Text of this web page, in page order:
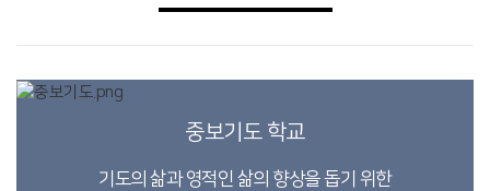
중보기도 학교
기도의 삶과 영적인 삶의 향상을 돕기 위한